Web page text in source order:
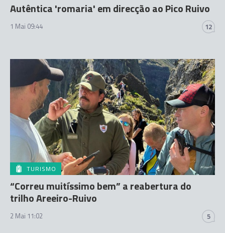
Autêntica 'romaria' em direcção ao Pico Ruivo
1 Mai 09:44 12
TURISMO
“Correu muitíssimo bem” a reabertura do
trilho Areeiro-Ruivo
2 Mai 11:02 5